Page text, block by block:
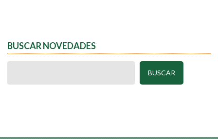
BUSCAR NOVEDADES